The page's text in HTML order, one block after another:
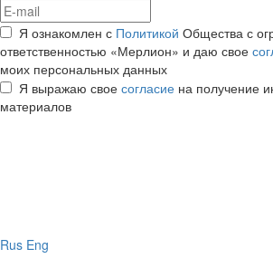
Я ознакомлен с Политикой Общества с
ответственностью «Мерлион» и даю свое
моих персональных данных
Я выражаю свое согласие на получение
материалов
Rus Eng